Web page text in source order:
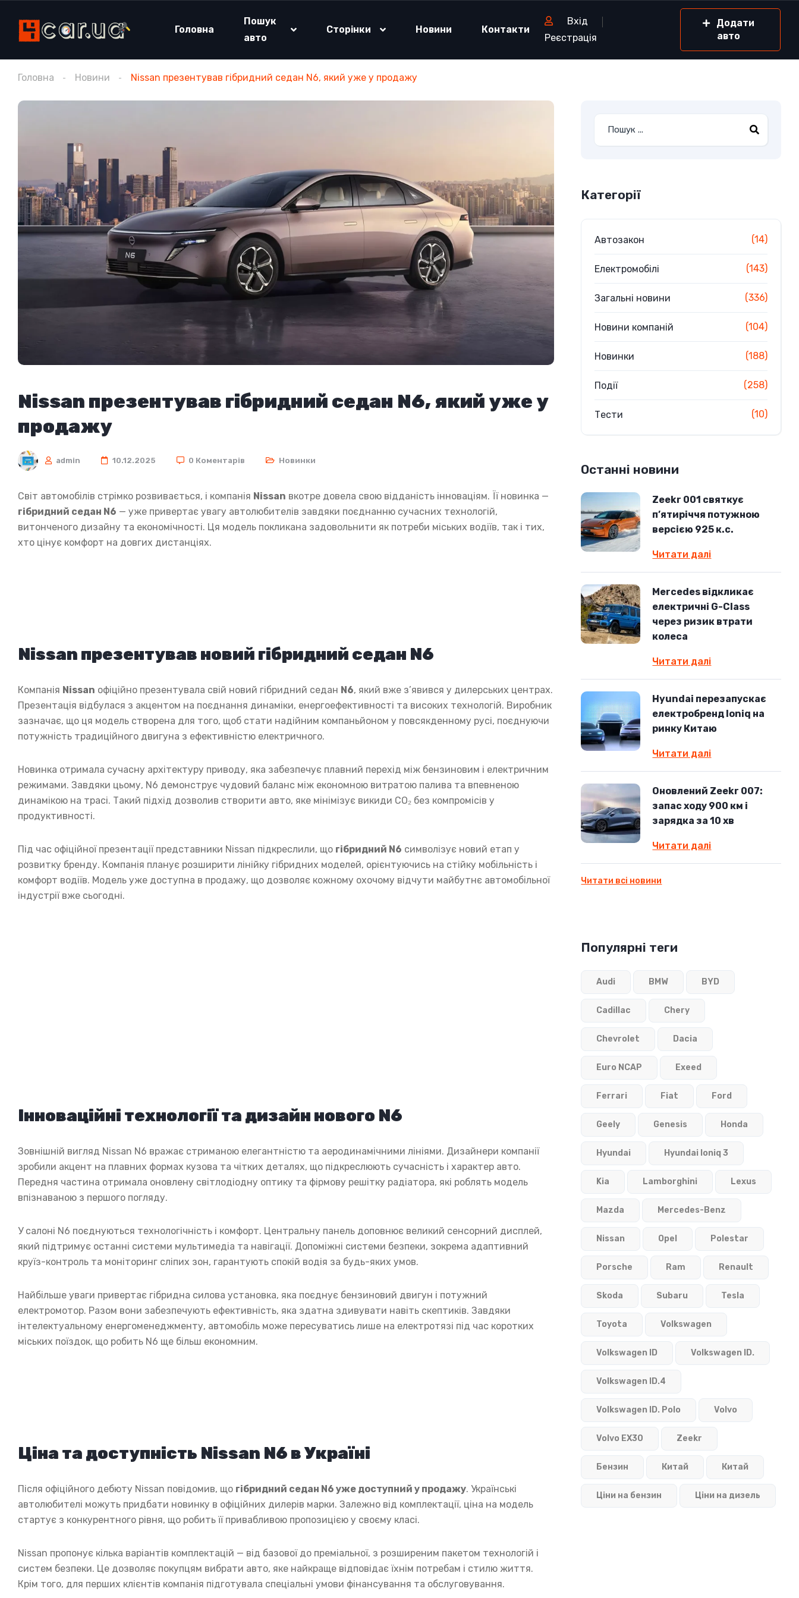
Головна
Пошук
авто
Сторінки Новини Контакти
Вхід
Реєстрація
Додати
авто
Головна Новини Nissan презентував гібридний седан N6, який уже у продажу
Nissan презентував гібридний седан N6, який уже у
продажу
admin 10.12.2025 0 Коментарів Новинки
Світ автомобілів стрімко розвивається, і компанія Nissan вкотре довела свою відданість інноваціям. Її новинка —
гібридний седан N6 — уже привертає увагу автолюбителів завдяки поєднанню сучасних технологій,
витонченого дизайну та економічності. Ця модель покликана задовольнити як потреби міських водіїв, так і тих,
хто цінує комфорт на довгих дистанціях.
Nissan презентував новий гібридний седан N6
Компанія Nissan офіційно презентувала свій новий гібридний седан N6, який вже з’явився у дилерських центрах.
Презентація відбулася з акцентом на поєднання динаміки, енергоефективності та високих технологій. Виробник
зазначає, що ця модель створена для того, щоб стати надійним компаньйоном у повсякденному русі, поєднуючи
потужність традиційного двигуна з ефективністю електричного.
Новинка отримала сучасну архітектуру приводу, яка забезпечує плавний перехід між бензиновим і електричним
режимами. Завдяки цьому, N6 демонструє чудовий баланс між економною витратою палива та впевненою
динамікою на трасі. Такий підхід дозволив створити авто, яке мінімізує викиди CO₂ без компромісів у
продуктивності.
Під час офіційної презентації представники Nissan підкреслили, що гібридний N6 символізує новий етап у
розвитку бренду. Компанія планує розширити лінійку гібридних моделей, орієнтуючись на стійку мобільність і
комфорт водіїв. Модель уже доступна в продажу, що дозволяє кожному охочому відчути майбутнє автомобільної
індустрії вже сьогодні.
Інноваційні технології та дизайн нового N6
Зовнішній вигляд Nissan N6 вражає стриманою елегантністю та аеродинамічними лініями. Дизайнери компанії
зробили акцент на плавних формах кузова та чітких деталях, що підкреслюють сучасність і характер авто.
Передня частина отримала оновлену світлодіодну оптику та фірмову решітку радіатора, які роблять модель
впізнаваною з першого погляду.
У салоні N6 поєднуються технологічність і комфорт. Центральну панель доповнює великий сенсорний дисплей,
який підтримує останні системи мультимедіа та навігації. Допоміжні системи безпеки, зокрема адаптивний
круїз-контроль та моніторинг сліпих зон, гарантують спокій водія за будь-яких умов.
Найбільше уваги привертає гібридна силова установка, яка поєднує бензиновий двигун і потужний
електромотор. Разом вони забезпечують ефективність, яка здатна здивувати навіть скептиків. Завдяки
інтелектуальному енергоменеджменту, автомобіль може пересуватись лише на електротязі під час коротких
міських поїздок, що робить N6 ще більш економним.
Ціна та доступність Nissan N6 в Україні
Після офіційного дебюту Nissan повідомив, що гібридний седан N6 уже доступний у продажу. Українські
автолюбителі можуть придбати новинку в офіційних дилерів марки. Залежно від комплектації, ціна на модель
стартує з конкурентного рівня, що робить її привабливою пропозицією у своєму класі.
Nissan пропонує кілька варіантів комплектацій — від базової до преміальної, з розширеним пакетом технологій і
систем безпеки. Це дозволяє покупцям вибрати авто, яке найкраще відповідає їхнім потребам і стилю життя.
Крім того, для перших клієнтів компанія підготувала спеціальні умови фінансування та обслуговування.
Категорії
Автозакон (14)
Електромобілі (143)
Загальні новини (336)
Новини компаній (104)
Новинки (188)
Події (258)
Тести (10)
Останні новини
Zeekr 001 святкує
п’ятиріччя потужною
версією 925 к.с.
Читати далі
Mercedes відкликає
електричні G-Class
через ризик втрати
колеса
Читати далі
Hyundai перезапускає
електробренд Ioniq на
ринку Китаю
Читати далі
Оновлений Zeekr 007:
запас ходу 900 км і
зарядка за 10 хв
Читати далі
Читати всі новини
Популярні теги
Audi BMW BYD
Cadillac Chery
Chevrolet Dacia
Euro NCAP Exeed
Ferrari Fiat Ford
Geely Genesis Honda
Hyundai Hyundai Ioniq 3
Kia Lamborghini Lexus
Mazda Mercedes-Benz
Nissan Opel Polestar
Porsche Ram Renault
Skoda Subaru Tesla
Toyota Volkswagen
Volkswagen ID Volkswagen ID.
Volkswagen ID.4
Volkswagen ID. Polo Volvo
Volvo EX30 Zeekr
Бензин Китай Китай
Ціни на бензин Ціни на дизель